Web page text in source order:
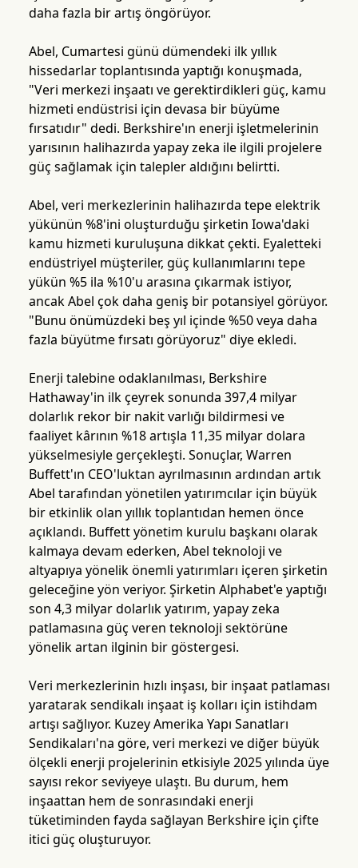
daha fazla bir artış öngörüyor.
Abel, Cumartesi günü dümendeki ilk yıllık
hissedarlar toplantısında yaptığı konuşmada,
"Veri merkezi inşaatı ve gerektirdikleri güç, kamu
hizmeti endüstrisi için devasa bir büyüme
fırsatıdır" dedi. Berkshire'ın enerji işletmelerinin
yarısının halihazırda yapay zeka ile ilgili projelere
güç sağlamak için talepler aldığını belirtti.
Abel, veri merkezlerinin halihazırda tepe elektrik
yükünün %8'ini oluşturduğu şirketin Iowa'daki
kamu hizmeti kuruluşuna dikkat çekti. Eyaletteki
endüstriyel müşteriler, güç kullanımlarını tepe
yükün %5 ila %10'u arasına çıkarmak istiyor,
ancak Abel çok daha geniş bir potansiyel görüyor.
"Bunu önümüzdeki beş yıl içinde %50 veya daha
fazla büyütme fırsatı görüyoruz" diye ekledi.
Enerji talebine odaklanılması, Berkshire
Hathaway'in ilk çeyrek sonunda 397,4 milyar
dolarlık rekor bir nakit varlığı bildirmesi ve
faaliyet kârının %18 artışla 11,35 milyar dolara
yükselmesiyle gerçekleşti. Sonuçlar, Warren
Buffett'ın CEO'luktan ayrılmasının ardından artık
Abel tarafından yönetilen yatırımcılar için büyük
bir etkinlik olan yıllık toplantıdan hemen önce
açıklandı. Buffett yönetim kurulu başkanı olarak
kalmaya devam ederken, Abel teknoloji ve
altyapıya yönelik önemli yatırımları içeren şirketin
geleceğine yön veriyor. Şirketin Alphabet'e yaptığı
son 4,3 milyar dolarlık yatırım, yapay zeka
patlamasına güç veren teknoloji sektörüne
yönelik artan ilginin bir göstergesi.
Veri merkezlerinin hızlı inşası, bir inşaat patlaması
yaratarak sendikalı inşaat iş kolları için istihdam
artışı sağlıyor. Kuzey Amerika Yapı Sanatları
Sendikaları'na göre, veri merkezi ve diğer büyük
ölçekli enerji projelerinin etkisiyle 2025 yılında üye
sayısı rekor seviyeye ulaştı. Bu durum, hem
inşaattan hem de sonrasındaki enerji
tüketiminden fayda sağlayan Berkshire için çifte
itici güç oluşturuyor.